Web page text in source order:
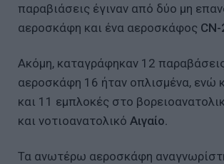
παραβιάσεις έγιναν από δύο μη
αεροσκάφη και ένα αεροσκάφος
Ακόμη, καταγράφηκαν 12
αεροσκάφη 16 ήταν οπλισμένα, ενώ
και 11 εμπλοκές στο
και νοτιοανατολικό Αιγαίο.
Τα ανωτέρω αεροσκάφη